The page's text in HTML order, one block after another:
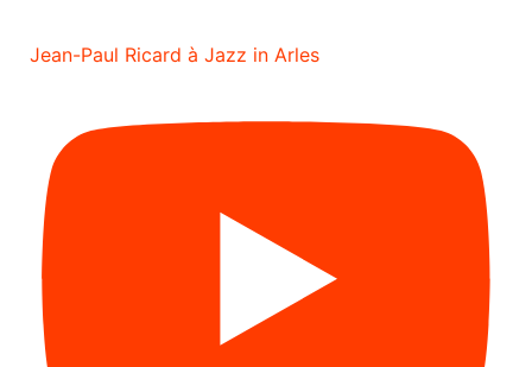
Jean-Paul Ricard à Jazz in Arles